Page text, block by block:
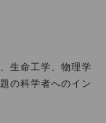
生命工学、物理学
の科学者へのイン